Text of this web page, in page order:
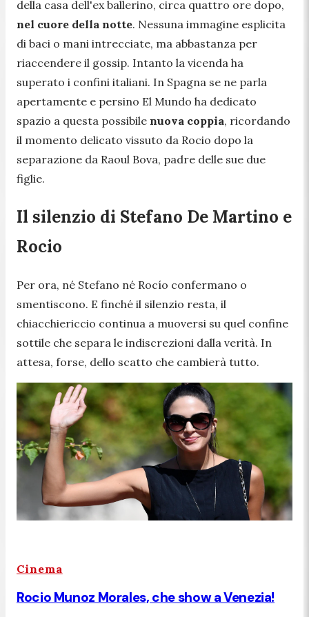
della casa dell'ex ballerino, circa quattro ore dopo,
nel cuore della notte. Nessuna immagine esplicita
di baci o mani intrecciate, ma abbastanza per
riaccendere il gossip. Intanto la vicenda ha
superato i confini italiani. In Spagna se ne parla
apertamente e persino El Mundo ha dedicato
spazio a questa possibile nuova coppia, ricordando
il momento delicato vissuto da Rocio dopo la
separazione da Raoul Bova, padre delle sue due
figlie.
Il silenzio di Stefano De Martino e
Rocio
Per ora, né Stefano né Rocío confermano o
smentiscono. E finché il silenzio resta, il
chiacchiericcio continua a muoversi su quel confine
sottile che separa le indiscrezioni dalla verità. In
attesa, forse, dello scatto che cambierà tutto.
Cinema
Rocio Munoz Morales, che show a Venezia!